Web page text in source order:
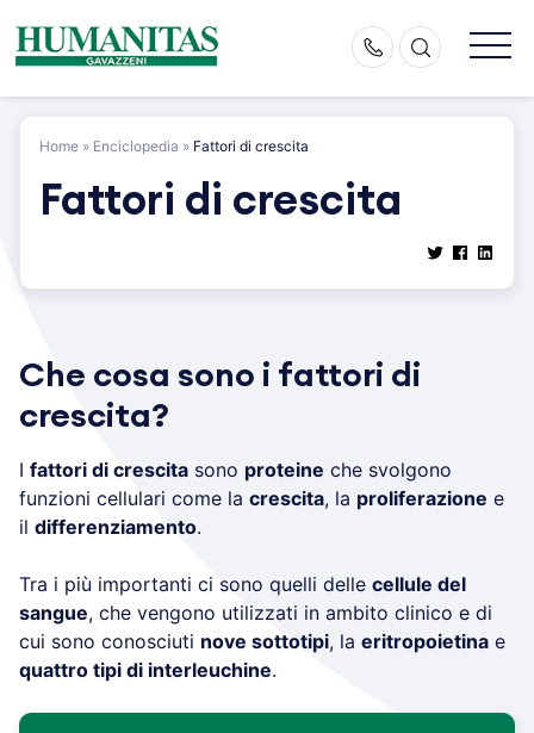
content
Home » Enciclopedia » Fattori di crescita
Fattori di crescita
Che cosa sono i fattori di
crescita?
I fattori di crescita sono proteine che svolgono
funzioni cellulari come la crescita, la proliferazione e
il differenziamento.
Tra i più importanti ci sono quelli delle cellule del
sangue, che vengono utilizzati in ambito clinico e di
cui sono conosciuti nove sottotipi, la eritropoietina e
quattro tipi di interleuchine.